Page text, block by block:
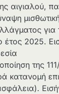
αιγιαλού,
για
έτος 2025.
της
κατανομή